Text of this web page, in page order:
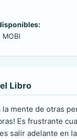
MOBI
Libro
la mente de otras
Es frustrante
salir adelante en